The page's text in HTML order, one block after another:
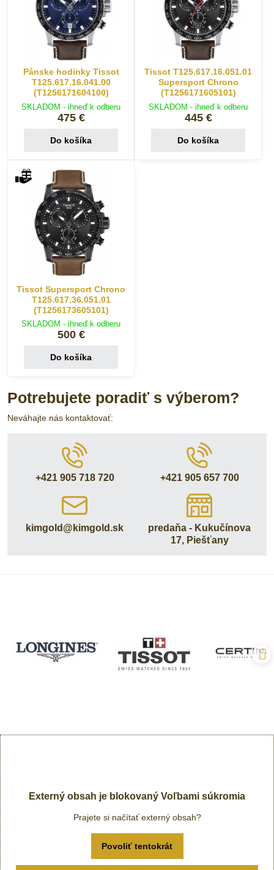
Pánske hodinky Tissot
T125.617.16.041.00
(T1256171604100)
SKLADOM - ihneď k odberu
475 €
Do košíka
Tissot T125.617.16.051.01
Supersport Chrono
(T1256171605101)
SKLADOM - ihneď k odberu
445 €
Do košíka
Tissot Supersport Chrono
T125.617.36.051.01
(T1256173605101)
SKLADOM - ihneď k odberu
500 €
Do košíka
Potrebujete poradiť s výberom?
Neváhajte nás kontaktovať:
+421 905 718 720 +421 905 657 700
kimgold​@kimgold​.sk
predaňa - Kukučínova
17, Piešťany
Externý obsah je blokovaný Voľbami súkromia
Prajete si načítať externý obsah?
Povoliť tentokrát